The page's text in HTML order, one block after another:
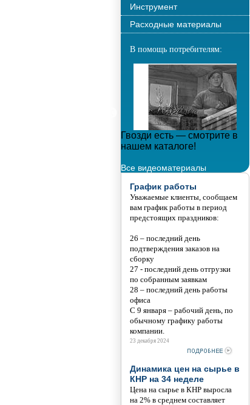
Инструмент
Расходные материалы
В помощь потребителям:
Гвозди есть — смотрите в
нашем каталоге!
Все видеоматериалы
График работы
Уважаемые клиенты, сообщаем
вам график работы в период
предстоящих праздников:
26 – последний день
подтверждения заказов на
сборку
27 - последний день отгрузки
по собранным заявкам
28 – последний день работы
офиса
С 9 января – рабочий день, по
обычному графику работы
компании.
23 декабря 2024
Динамика цен на сырье в
КНР на 34 неделе
Цена на сырье в КНР выросла
на 2% в среднем составляет